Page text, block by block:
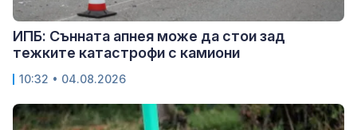
ИПБ: Сънната апнея може да стои зад
тежките катастрофи с камиони
10:32 • 04.08.2026